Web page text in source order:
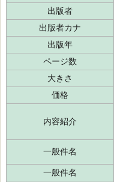
出版者
出版者カナ
出版年
ページ数
大きさ
価格
内容紹介
一般件名
一般件名